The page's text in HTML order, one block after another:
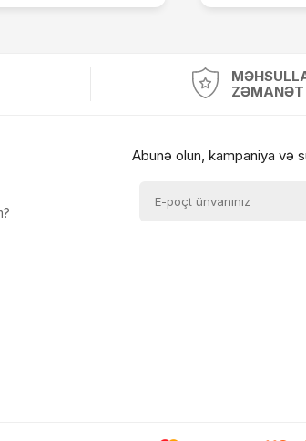
ZƏMANƏT
Abunə olun, kampaniya və